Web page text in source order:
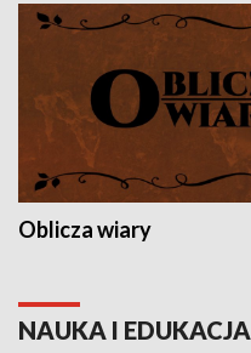
Oblicza wiary
NAUKA I EDUKACJA